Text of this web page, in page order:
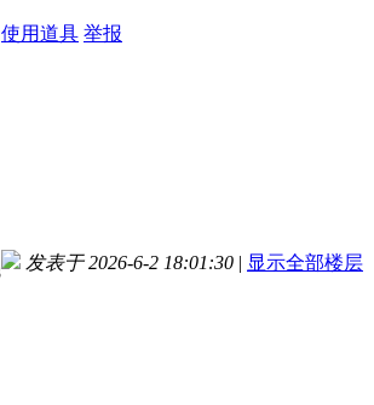
使用道具 举报
发表于 2026-6-2 18:01:30 | 显示全部楼层